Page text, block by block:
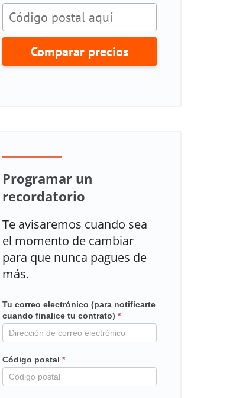
Comparar precios
Programar un
recordatorio
Te avisaremos cuando sea
el momento de cambiar
para que nunca pagues de
más.
Mailchimp
en
contrato
Tu correo electrónico (para notificarte
cuando finalice tu contrato) *
Código postal *